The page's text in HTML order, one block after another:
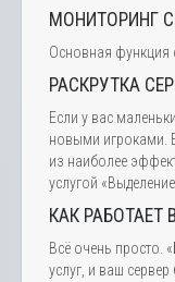
МОНИТОРИНГ
Основная функция
РАСКРУТКА
Если у вас
новыми игроками.
из наиболее
услугой
КАК РАБОТАЕТ
Всё очень просто.
услуг, и ваш